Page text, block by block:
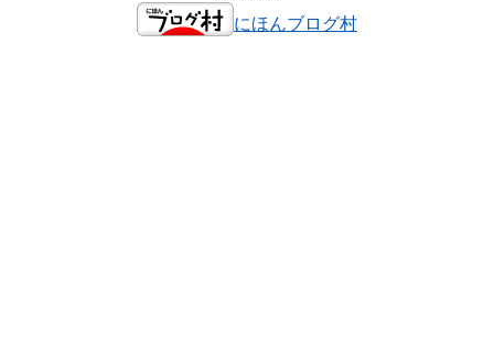
にほんブログ村